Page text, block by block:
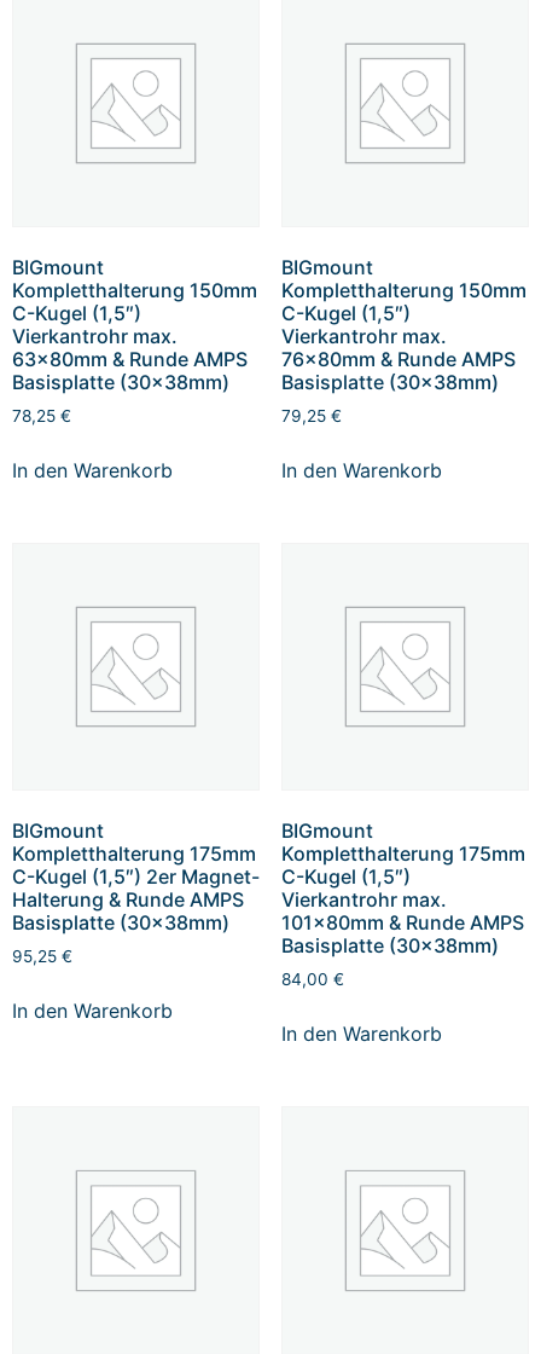
BIGmount
Kompletthalterung 150mm
C-Kugel (1,5″)
Vierkantrohr max.
63x80mm & Runde AMPS
Basisplatte (30x38mm)
78,25 €
In den Warenkorb
BIGmount
Kompletthalterung 150mm
C-Kugel (1,5″)
Vierkantrohr max.
76x80mm & Runde AMPS
Basisplatte (30x38mm)
79,25 €
In den Warenkorb
BIGmount
Kompletthalterung 175mm
C-Kugel (1,5″) 2er Magnet-
Halterung & Runde AMPS
Basisplatte (30x38mm)
95,25 €
In den Warenkorb
BIGmount
Kompletthalterung 175mm
C-Kugel (1,5″)
Vierkantrohr max.
101x80mm & Runde AMPS
Basisplatte (30x38mm)
84,00 €
In den Warenkorb